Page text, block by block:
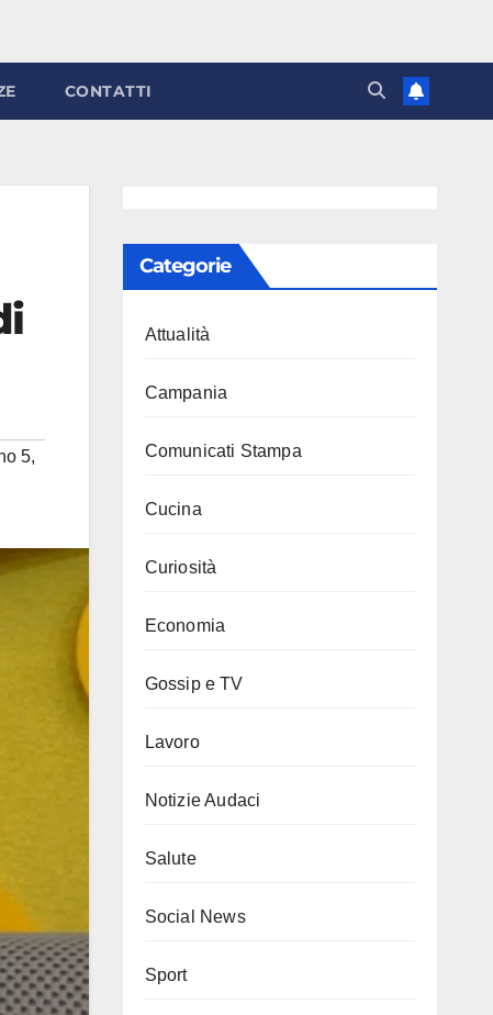
CONTATTI
5,
Categorie
Attualità
Campania
Comunicati Stampa
Cucina
Curiosità
Economia
Gossip e TV
Lavoro
Notizie Audaci
Salute
Social News
Sport